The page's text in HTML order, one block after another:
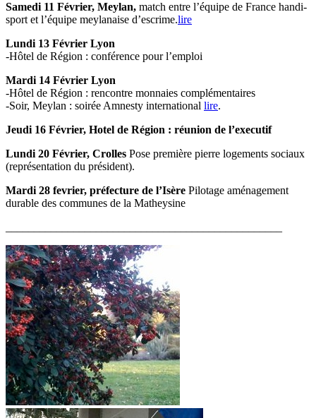
Samedi 11 Février, Meylan, match entre l’équipe de France handi-
sport et l’équipe meylanaise d’escrime.lire
Lundi 13 Février Lyon
-Hôtel de Région : conférence pour l’emploi
Mardi 14 Février Lyon
-Hôtel de Région : rencontre monnaies complémentaires
-Soir, Meylan : soirée Amnesty international lire.
Jeudi 16 Février, Hotel de Région : réunion de l’executif
Lundi 20 Février, Crolles Pose première pierre logements sociaux
(représentation du président).
Mardi 28 fevrier, préfecture de l’Isère Pilotage aménagement
durable des communes de la Matheysine